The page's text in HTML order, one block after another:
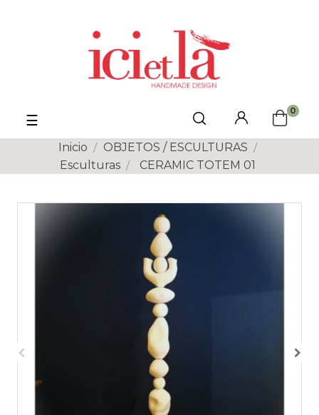
Navegación
de
palanca
☰
0
Inicio
OBJETOS / ESCULTURAS
Esculturas
CERAMIC TOTEM 01